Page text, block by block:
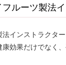
フルーツ製法
法インストラクタ
効果だけでなく